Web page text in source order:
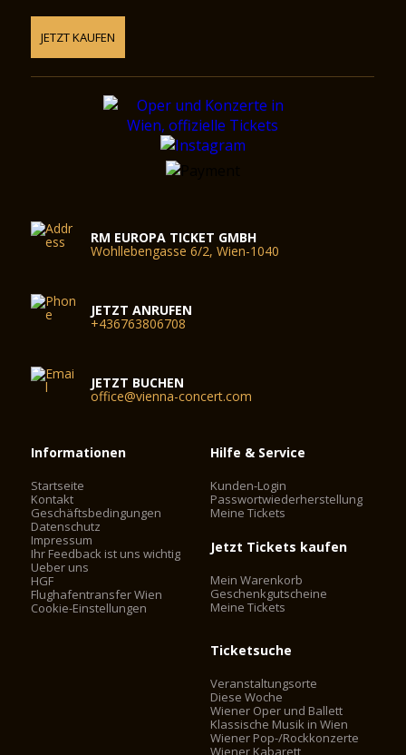
JETZT KAUFEN
RM EUROPA TICKET GMBH
Wohllebengasse 6/2, Wien-1040
JETZT ANRUFEN
+436763806708
JETZT BUCHEN
office@vienna-concert.com
Informationen
Startseite
Kontakt
Geschäftsbedingungen
Datenschutz
Impressum
Ihr Feedback ist uns wichtig
Ueber uns
HGF
Flughafentransfer Wien
Cookie-Einstellungen
Hilfe & Service
Kunden-Login
Passwortwiederherstellung
Meine Tickets
Jetzt Tickets kaufen
Mein Warenkorb
Geschenkgutscheine
Meine Tickets
Ticketsuche
Veranstaltungsorte
Diese Woche
Wiener Oper und Ballett
Klassische Musik in Wien
Wiener Pop-/Rockkonzerte
Wiener Kabarett